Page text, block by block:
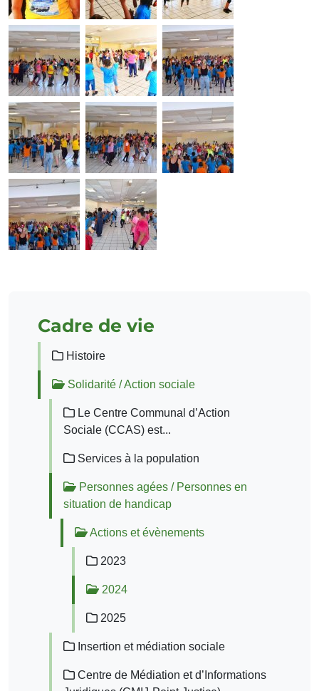
Cadre de vie
Histoire
Solidarité / Action sociale
Le Centre Communal d’Action
Sociale (CCAS) est...
Services à la population
Personnes agées / Personnes en
situation de handicap
Actions et évènements
2023
2024
2025
Insertion et médiation sociale
Centre de Médiation et d’Informations